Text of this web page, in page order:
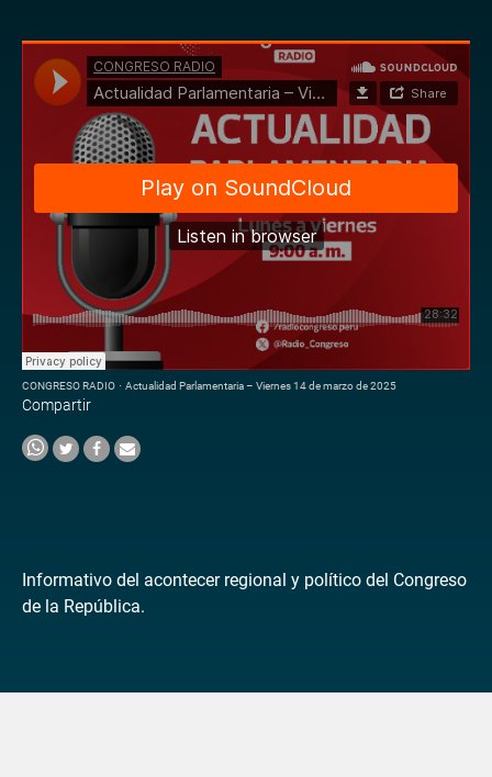
CONGRESO RADIO · Actualidad Parlamentaria – Viernes 14 de marzo de 2025
Compartir
Informativo del acontecer regional y político del Congreso
de la República.